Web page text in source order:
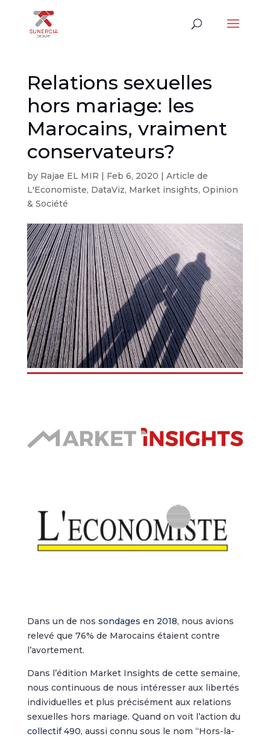
Relations sexuelles
hors mariage: les
Marocains, vraiment
conservateurs?
by Rajae EL MIR | Feb 6, 2020 | Article de
L'Economiste, DataViz, Market insights, Opinion
& Société
Dans un de nos sondages en 2018, nous avions
relevé que 76% de Marocains étaient contre
l’avortement.
Dans l’édition Market Insights de cette semaine,
nous continuous de nous intéresser aux libertés
individuelles et plus précisément aux relations
sexuelles hors mariage. Quand on voit l’action du
collectif 490, aussi connu sous le nom “Hors-la-